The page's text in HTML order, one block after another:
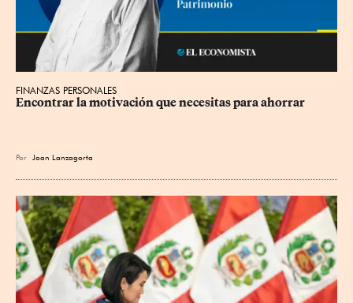
FINANZAS PERSONALES
Encontrar la motivación que necesitas para ahorrar
Por Joan Lanzagorta